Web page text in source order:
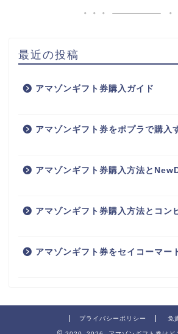
最近の投稿
アマゾンギフト券購入ガイド
アマゾンギフト券をポプラで購入
アマゾンギフト券購入方法と
アマゾンギフト券購入方法とコン
アマゾンギフト券をセイコーマー
プライバシーポリシー 免